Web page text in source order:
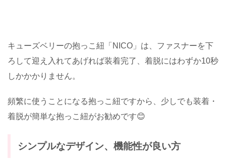
キューズベリーの抱っこ紐「NICO」は、ファスナーを下
ろして迎え入れてあげれば装着完了、着脱にはわずか10秒
しかかかりません。
頻繁に使うことになる抱っこ紐ですから、少しでも装着・
着脱が簡単な抱っこ紐がお勧めです😊
シンプルなデザイン、機能性が良い方